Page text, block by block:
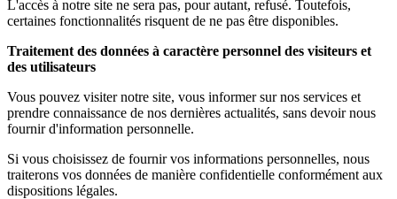
L'accès à notre site ne sera pas, pour autant, refusé. Toutefois,
certaines fonctionnalités risquent de ne pas être disponibles.
Traitement des données à caractère personnel des visiteurs et
des utilisateurs
Vous pouvez visiter notre site, vous informer sur nos services et
prendre connaissance de nos dernières actualités, sans devoir nous
fournir d'information personnelle.
Si vous choisissez de fournir vos informations personnelles, nous
traiterons vos données de manière confidentielle conformément aux
dispositions légales.